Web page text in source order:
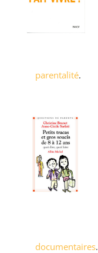
parentalité.
documentaires.